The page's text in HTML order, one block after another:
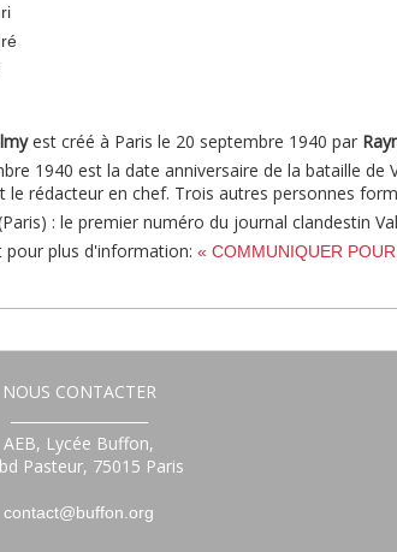
est créé à Paris le 20 septembre 1940 par
1940 est la date anniversaire de la bataille
le rédacteur en chef. Trois autres personnes
: le premier numéro du journal clandestin
pour plus d'information: « COMMUNIQUER
NOUS CONTACTER
AEB, Lycée Buffon,
Pasteur, 75015 Paris
contact@buffon.org